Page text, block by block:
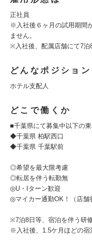
正社員
※入社後６ヶ月の試用期間
ません。
※入社後、配属店舗にて7泊
どんなポジショ
ホテル支配人
どこで働くか
■千葉県にて募集中以下の
◆千葉県 柏駅西口
◆千葉県 千葉駅前
◎希望を最大限考慮
◎転居を伴う転勤無
◎U・Iターン歓迎
◎マイカー通勤OK！（店舗
※7泊8日等、宿泊を伴う研
※入社後、1.5ケ月ほどの宿